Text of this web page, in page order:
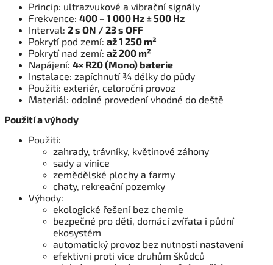
Princip: ultrazvukové a vibrační signály
Frekvence: 400 – 1 000 Hz ± 500 Hz
Interval: 2 s ON / 23 s OFF
Pokrytí pod zemí: až 1 250 m²
Pokrytí nad zemí: až 200 m²
Napájení: 4× R20 (Mono) baterie
Instalace: zapíchnutí ¾ délky do půdy
Použití: exteriér, celoroční provoz
Materiál: odolné provedení vhodné do deště
Použití a výhody
Použití:
zahrady, trávníky, květinové záhony
sady a vinice
zemědělské plochy a farmy
chaty, rekreační pozemky
Výhody:
ekologické řešení bez chemie
bezpečné pro děti, domácí zvířata i půdní
ekosystém
automatický provoz bez nutnosti nastavení
efektivní proti více druhům škůdců